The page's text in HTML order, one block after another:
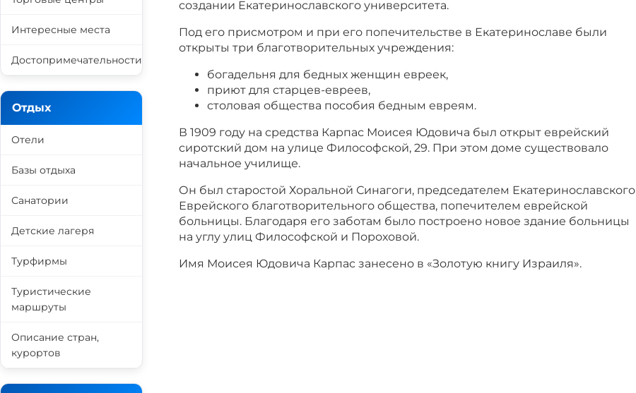
создании Екатеринославского университета.
Под его присмотром и при его попечительстве в Екатеринославе были
открыты три благотворительных учреждения:
богадельня для бедных женщин евреек,
приют для старцев-евреев,
столовая общества пособия бедным евреям.
В 1909 году на средства Карпас Моисея Юдовича был открыт еврейский
сиротский дом на улице Философской, 29. При этом доме существовало
начальное училище.
Он был старостой Хоральной Синагоги, председателем Екатеринославского
Еврейского благотворительного общества, попечителем еврейской
больницы. Благодаря его заботам было построено новое здание больницы
на углу улиц Философской и Пороховой.
Имя Моисея Юдовича Карпас занесено в «Золотую книгу Израиля».
Интересные места
Достопримечательности
Отдых
Отели
Базы отдыха
Санатории
Детские лагеря
Турфирмы
Туристические
маршруты
Описание стран,
курортов